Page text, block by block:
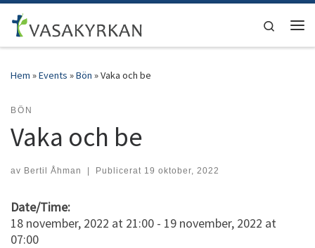
Hoppa till innehåll
Search
Hem »Events »Bön »Vaka och be
BÖN
Vaka och be
av Bertil Åhman | Publicerat 19 oktober, 2022
Date/Time:
18 november, 2022 at 21:00 - 19 november, 2022 at
07:00